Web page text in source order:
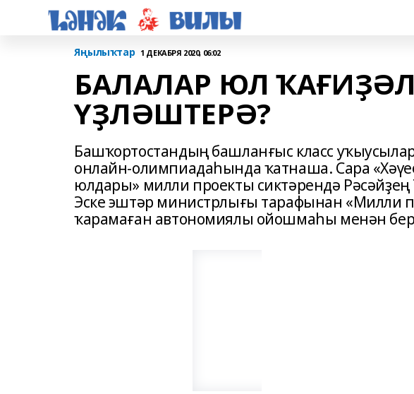
Яңылыҡтар 1 ДЕКАБРЯ 2020, 06:02
БАЛАЛАР ЮЛ
ҮҘЛӘШТЕРӘ?
Башҡортостандың башланғыс класс
онлайн-олимпиадаһында ҡатнаша. Сара
юлдары» милли проекты сиктәрендә
Эске эштәр министрлығы тарафынан «Милли
ҡарамаған автономиялы ойошмаһы менән